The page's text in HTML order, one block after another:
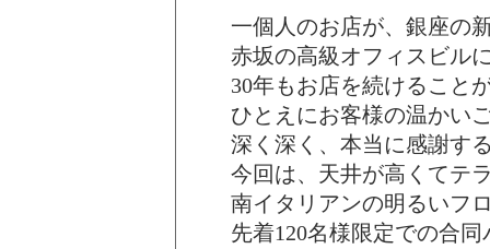
一個人のお店が、銀座の
赤坂の高級オフィスビル
30年もお店を続けること
ひとえにお客様の温かい
深く深く、本当に感謝す
今回は、天井が高くてテ
南イタリアンの明るいフ
先着120名様限定での合